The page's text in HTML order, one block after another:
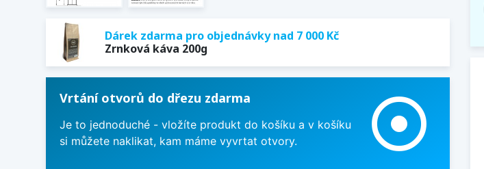
Dárek zdarma pro objednávky nad 7 000 Kč
Zrnková káva 200g
Vrtání otvorů do dřezu zdarma
Je to jednoduché - vložíte produkt do košíku a v košíku
si můžete naklikat, kam máme vyvrtat otvory.
adjust